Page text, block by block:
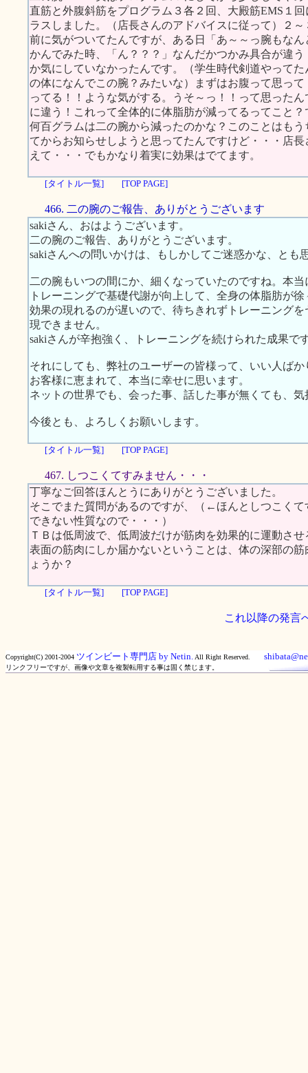
直筋と外腹斜筋をプログラム３各２回、大殿筋EMS１
ラスしました。（店長さんのアドバイスに従って）２
前に気がついてたんですが、ある日「あ～～っ腕もな
かんでみた時、「ん？？？」なんだかつかみ具合が違
か気にしていなかったんです。（学生時代剣道やって
の体になんでこの腕？みたいな）まずはお腹って思っ
ってる！！ような気がする。うそ～っ！！って思った
に違う！これって全体的に体脂肪が減ってるってこと
何百グラムは二の腕から減ったのかな？このことはも
てからお知らせしようと思ってたんですけど・・・店
えて・・・でもかなり着実に効果はでてます。
[タイトル一覧] [TOP PAGE]
466. 二の腕のご報告、ありがとうございます
sakiさん、おはようございます。
二の腕のご報告、ありがとうございます。
sakiさんへの問いかけは、もしかしてご迷惑かな、とも
二の腕もいつの間にか、細くなっていたのですね。本
トレーニングで基礎代謝が向上して、全身の体脂肪が
効果の現れるのが遅いので、待ちきれずトレーニング
現できません。
sakiさんが辛抱強く、トレーニングを続けられた成果で
それにしても、弊社のユーザーの皆様って、いい人ばか
お客様に恵まれて、本当に幸せに思います。
ネットの世界でも、会った事、話した事が無くても、
今後とも、よろしくお願いします。
[タイトル一覧] [TOP PAGE]
467. しつこくてすみません・・・
丁寧なご回答ほんとうにありがとうございました。
そこでまた質問があるのですが、（←ほんとしつこく
できない性質なので・・・）
ＴＢは低周波で、低周波だけが筋肉を効果的に運動さ
表面の筋肉にしか届かないということは、体の深部の
ょうか？
[タイトル一覧] [TOP PAGE]
これ以降の発言
Copyright(C) 2001-2004 ツインビート専門店 by Netin. All Right Reserved.
リンクフリーですが、画像や文章を複製転用する事は固く禁じます。